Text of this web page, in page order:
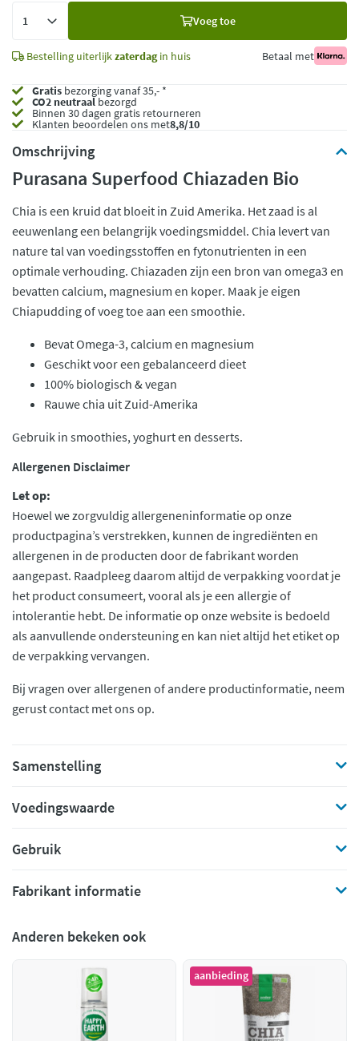
Voeg toe
Bestelling uiterlijkzaterdagin huis Betaal met
Gratis bezorging vanaf 35,- *
CO2 neutraalbezorgd
Binnen 30 dagen gratis retourneren
Klanten beoordelen ons met8,8/10
Omschrijving
Purasana Superfood Chiazaden Bio
Chia is een kruid dat bloeit in Zuid Amerika. Het zaad is al
eeuwenlang een belangrijk voedingsmiddel. Chia levert van
nature tal van voedingsstoffen en fytonutrienten in een
optimale verhouding. Chiazaden zijn een bron van omega3 en
bevatten calcium, magnesium en koper. Maak je eigen
Chiapudding of voeg toe aan een smoothie.
Bevat Omega-3, calcium en magnesium
Geschikt voor een gebalanceerd dieet
100% biologisch & vegan
Rauwe chia uit Zuid-Amerika
Gebruik in smoothies, yoghurt en desserts.
Allergenen Disclaimer
Let op:
Hoewel we zorgvuldig allergeneninformatie op onze
productpagina’s verstrekken, kunnen de ingrediënten en
allergenen in de producten door de fabrikant worden
aangepast. Raadpleeg daarom altijd de verpakking voordat je
het product consumeert, vooral als je een allergie of
intolerantie hebt. De informatie op onze website is bedoeld
als aanvullende ondersteuning en kan niet altijd het etiket op
de verpakking vervangen.
Bij vragen over allergenen of andere productinformatie, neem
gerust contact met ons op.
Samenstelling
Voedingswaarde
Gebruik
Fabrikant informatie
Anderen bekeken ook
aanbieding